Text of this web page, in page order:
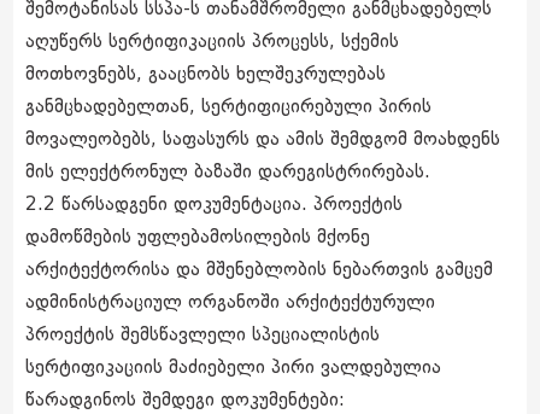
შემოტანისას სსპა-ს თანამშრომელი განმცხადებელს
აღუწერს სერტიფიკაციის პროცესს, სქემის
მოთხოვნებს, გააცნობს ხელშეკრულებას
განმცხადებელთან, სერტიფიცირებული პირის
მოვალეობებს, საფასურს და ამის შემდგომ მოახდენს
მის ელექტრონულ ბაზაში დარეგისტრირებას.
2.2 წარსადგენი დოკუმენტაცია. პროექტის
დამოწმების უფლებამოსილების მქონე
არქიტექტორისა და მშენებლობის ნებართვის გამცემ
ადმინისტრაციულ ორგანოში არქიტექტურული
პროექტის შემსწავლელი სპეციალისტის
სერტიფიკაციის მაძიებელი პირი ვალდებულია
წარადგინოს შემდეგი დოკუმენტები: